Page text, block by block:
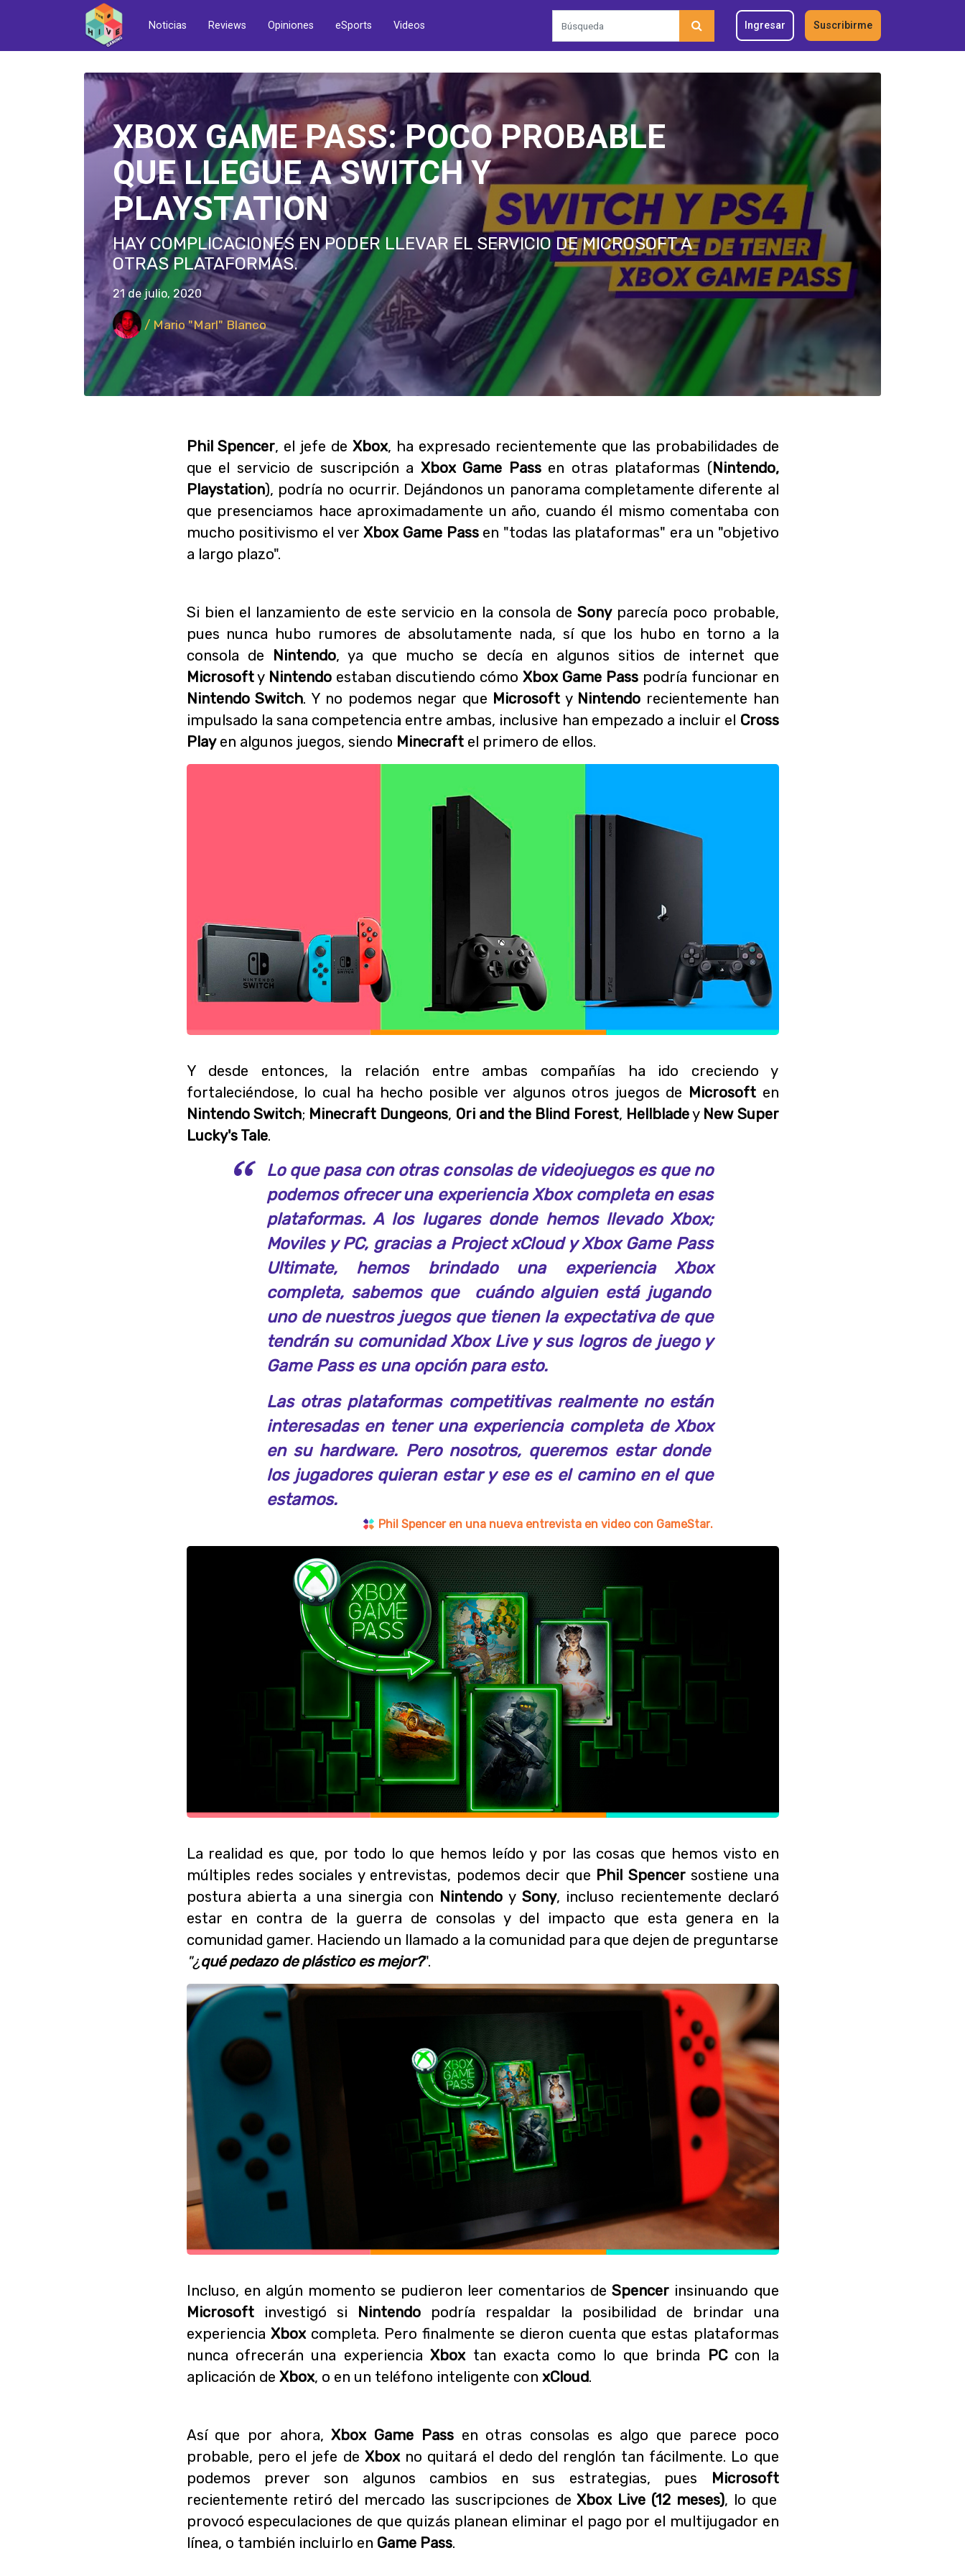
Noticias Reviews Opiniones eSports Videos Ingresar Suscribirme
XBOX GAME PASS: POCO PROBABLE
QUE LLEGUE A SWITCH Y
PLAYSTATION
HAY COMPLICACIONES EN PODER LLEVAR EL SERVICIO DE MICROSOFT A
OTRAS PLATAFORMAS.
21 de julio, 2020
/ Mario "Marl" Blanco
Phil Spencer, el jefe deXbox, ha expresado recientemente que las probabilidades de
que el servicio de suscripción a Xbox Game Passen otras plataformas (Nintendo,
Playstation), podría no ocurrir. Dejándonos un panorama completamente diferente al
que presenciamos hace aproximadamente un año, cuando él mismo comentaba con
mucho positivismo el verXbox Game Passen "todas las plataformas" era un "objetivo
a largo plazo".
Si bien el lanzamiento de este servicio en la consola deSonyparecía poco probable,
pues nunca hubo rumores de absolutamente nada, sí que los hubo en torno a la
consola de Nintendo, ya que mucho se decía en algunos sitios de internet que
Microsofty Nintendo estaban discutiendo cómo Xbox Game Passpodría funcionar en
Nintendo Switch. Y no podemos negar que Microsoft y Nintendo recientemente han
impulsado la sana competencia entre ambas, inclusive han empezado a incluir el Cross
Playen algunos juegos, siendo Minecraftel primero de ellos.
Y desde entonces, la relación entre ambas compañías ha ido creciendo y
fortaleciéndose, lo cual ha hecho posible ver algunos otros juegos de Microsoften
Nintendo Switch; Minecraft Dungeons, Ori and the Blind Forest, Hellbladey New Super
Lucky's Tale.
Lo que pasa con otras consolas de videojuegos es que no
podemos ofrecer una experienciaXboxcompleta en esas
plataformas. A los lugares donde hemos llevadoXbox;
MovilesyPC, gracias a Project xCloudyXbox Game Pass
Ultimate, hemos brindado una experienciaXbox
completa, sabemos que cuándo alguien está jugando
uno de nuestros juegos que tienen la expectativa de que
tendrán su comunidadXbox Livey sus logros de juego y
Game Pass es una opción para esto.
Las otras plataformas competitivas realmente no están
interesadas en tener una experiencia completa deXbox
en su hardware. Pero nosotros, queremos estar donde
los jugadores quieran estar y ese es el camino en el que
estamos.
Phil Spenceren una nueva entrevista en video con GameStar.
La realidad es que, por todo lo que hemos leído y por las cosas que hemos visto en
múltiples redes sociales y entrevistas, podemos decir que Phil Spencersostiene una
postura abierta a una sinergia con Nintendo y Sony, incluso recientemente declaró
estar en contra de la guerra de consolas y del impacto que esta genera en la
comunidad gamer. Haciendo un llamado a la comunidad para que dejen de preguntarse
"¿qué pedazo de plástico es mejor?".
Incluso, en algún momento se pudieron leer comentarios deSpencer insinuando que
Microsoftinvestigó si Nintendopodría respaldar la posibilidad de brindar una
experiencia Xboxcompleta. Pero finalmente se dieron cuenta que estas plataformas
nunca ofrecerán una experienciaXbox tan exacta como lo que brinda PCcon la
aplicación de Xbox, o en un teléfono inteligente con xCloud.
Así que por ahora,Xbox Game Passen otras consolas es algo que parece poco
probable, pero el jefe de Xboxno quitará el dedo del renglón tan fácilmente. Lo que
podemos prever son algunos cambios en sus estrategias, pues
Microsoft
recientemente retiró del mercado las suscripciones deXbox Live (12 meses), lo que
provocó especulaciones de que quizás planean eliminar el pago por el multijugador en
línea, o también incluirlo en Game Pass.